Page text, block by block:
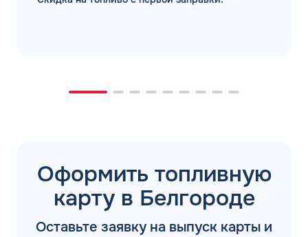
Оформить топливную
карту в Белгороде
Оставьте заявку на выпуск карты и